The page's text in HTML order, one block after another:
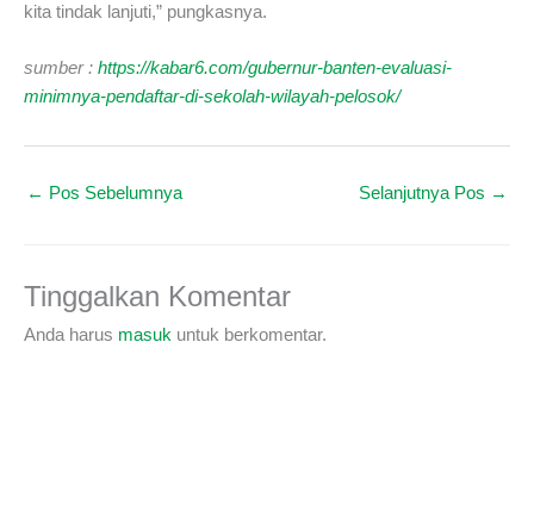
kita tindak lanjuti,” pungkasnya.
sumber : https://kabar6.com/gubernur-banten-evaluasi-
minimnya-pendaftar-di-sekolah-wilayah-pelosok/
← Pos Sebelumnya Selanjutnya Pos →
Tinggalkan Komentar
Anda harus masuk untuk berkomentar.